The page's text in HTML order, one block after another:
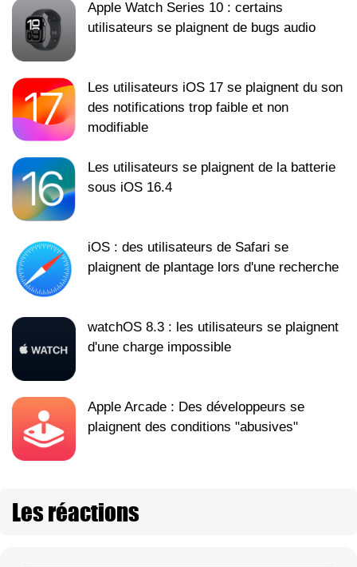
Apple Watch Series 10 : certains
utilisateurs se plaignent de bugs audio
Les utilisateurs iOS 17 se plaignent du son
des notifications trop faible et non
modifiable
Les utilisateurs se plaignent de la batterie
sous iOS 16.4
iOS : des utilisateurs de Safari se
plaignent de plantage lors d'une recherche
watchOS 8.3 : les utilisateurs se plaignent
d'une charge impossible
Apple Arcade : Des développeurs se
plaignent des conditions "abusives"
Les réactions